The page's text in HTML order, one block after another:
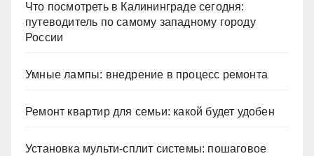
Что посмотреть в Калининграде сегодня:
путеводитель по самому западному городу
России
Умные лампы: внедрение в процесс ремонта
Ремонт квартир для семьи: какой будет удобен
Установка мульти-сплит системы: пошаговое